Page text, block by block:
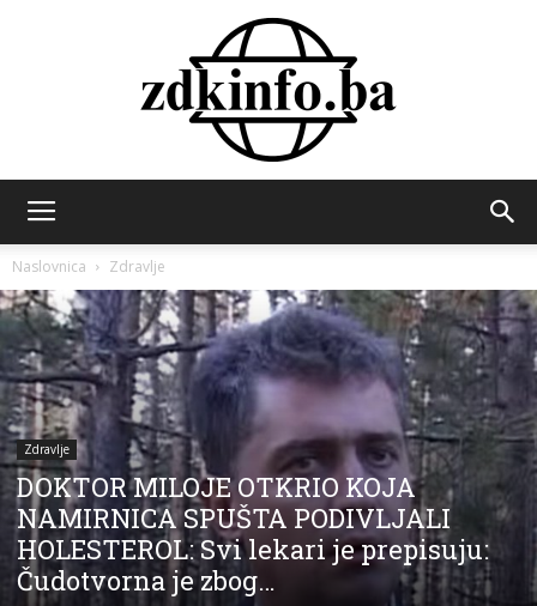
INFO
Naslovnica Zdravlje
Zdravlje
DOKTOR MILOJE OTKRIO KOJA
NAMIRNICA SPUŠTA PODIVLJALI
HOLESTEROL: Svi lekari je prepisuju:
Čudotvorna je zbog…